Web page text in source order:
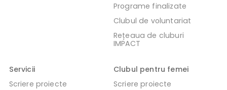
Programe finalizate
Clubul de voluntariat
Rețeaua de cluburi
IMPACT
Servicii
Scriere proiecte
Clubul pentru femei
Scriere proiecte